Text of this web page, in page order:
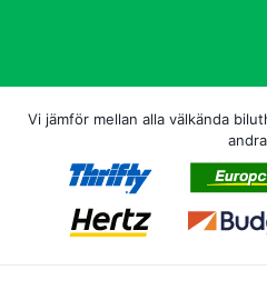
Vi jämför mellan alla välkända